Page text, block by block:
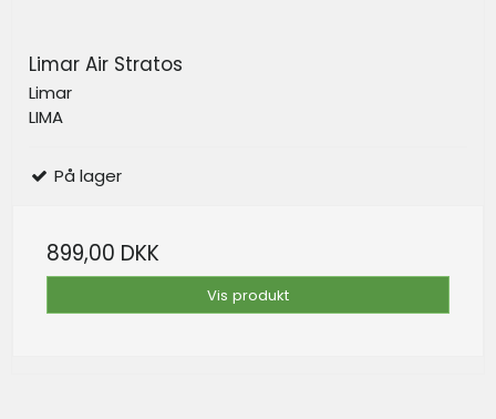
Limar Air Stratos
Limar
LIMA
På lager
899,00 DKK
Vis produkt